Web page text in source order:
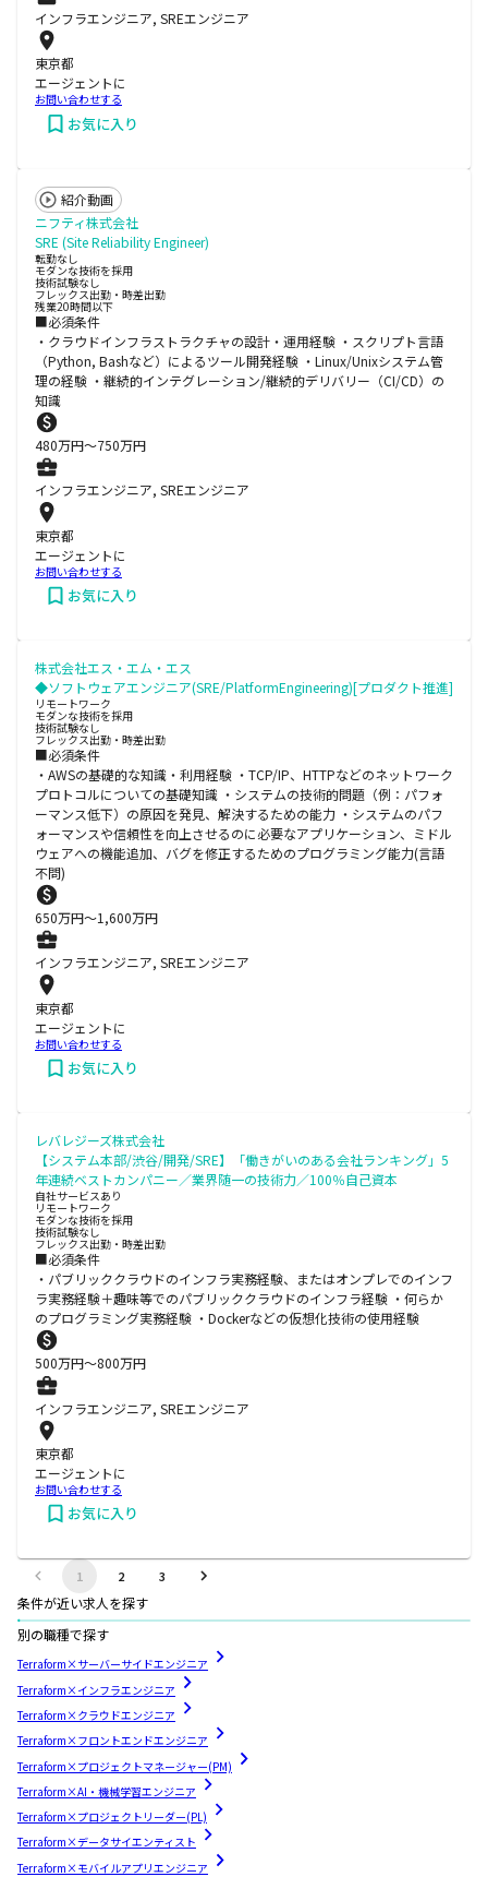
インフラエンジニア, SREエンジニア
東京都
エージェントに
お問い合わせする
お気に入り
紹介動画
ニフティ株式会社
SRE (Site Reliability Engineer)
転勤なし
モダンな技術を採用
技術試験なし
フレックス出勤・時差出勤
残業20時間以下
■必須条件
・クラウドインフラストラクチャの設計・運用経験 ・スクリプト言語
（Python, Bashなど）によるツール開発経験 ・Linux/Unixシステム管
理の経験 ・継続的インテグレーション/継続的デリバリー（CI/CD）の
知識
480万円〜750万円
インフラエンジニア, SREエンジニア
東京都
エージェントに
お問い合わせする
お気に入り
株式会社エス・エム・エス
◆ソフトウェアエンジニア(SRE/PlatformEngineering)[プロダクト推進]
リモートワーク
モダンな技術を採用
技術試験なし
フレックス出勤・時差出勤
■必須条件
・AWSの基礎的な知識・利用経験 ・TCP/IP、HTTPなどのネットワーク
プロトコルについての基礎知識 ・システムの技術的問題（例：パフォ
ーマンス低下）の原因を発見、解決するための能力 ・システムのパフ
ォーマンスや信頼性を向上させるのに必要なアプリケーション、ミドル
ウェアへの機能追加、バグを修正するためのプログラミング能力(言語
不問)
650万円〜1,600万円
インフラエンジニア, SREエンジニア
東京都
エージェントに
お問い合わせする
お気に入り
レバレジーズ株式会社
【システム本部/渋谷/開発/SRE】「働きがいのある会社ランキング」5
年連続ベストカンパニー／業界随一の技術力／100％自己資本
自社サービスあり
リモートワーク
モダンな技術を採用
技術試験なし
フレックス出勤・時差出勤
■必須条件
・パブリッククラウドのインフラ実務経験、またはオンプレでのインフ
ラ実務経験＋趣味等でのパブリッククラウドのインフラ経験 ・何らか
のプログラミング実務経験 ・Dockerなどの仮想化技術の使用経験
500万円〜800万円
インフラエンジニア, SREエンジニア
東京都
エージェントに
お問い合わせする
お気に入り
1 2 3
条件が近い求人を探す
別の職種で探す
Terraform×サーバーサイドエンジニア
Terraform×インフラエンジニア
Terraform×クラウドエンジニア
Terraform×フロントエンドエンジニア
Terraform×プロジェクトマネージャー(PM)
Terraform×AI・機械学習エンジニア
Terraform×プロジェクトリーダー(PL)
Terraform×データサイエンティスト
Terraform×モバイルアプリエンジニア